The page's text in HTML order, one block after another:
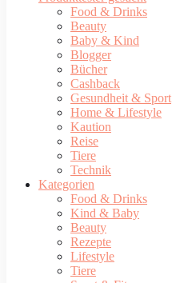
Food & Drinks
Beauty
Baby & Kind
Blogger
Bücher
Cashback
Gesundheit & Sport
Home & Lifestyle
Kaution
Reise
Tiere
Technik
Kategorien
Food & Drinks
Kind & Baby
Beauty
Rezepte
Lifestyle
Tiere